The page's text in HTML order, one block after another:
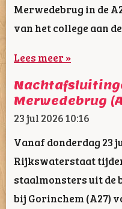
Merwedebrug in de
van het college aan
Lees meer »
Merwedebrug
23 jul 202610:16
Vanaf donderdag 23
Rijkswaterstaat
staalmonsters uit de
bij Gorinchem (A27)